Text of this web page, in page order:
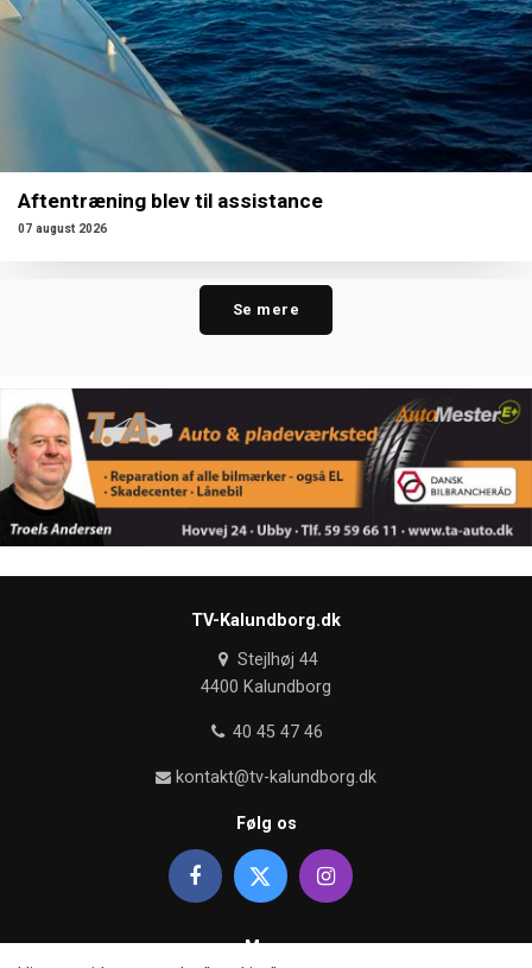
Aftentræning blev til assistance
07 august 2026
Se mere
TV-Kalundborg.dk
Stejlhøj 44
4400 Kalundborg
40 45 47 46
kontakt@tv-kalundborg.dk
Følg os
Mere